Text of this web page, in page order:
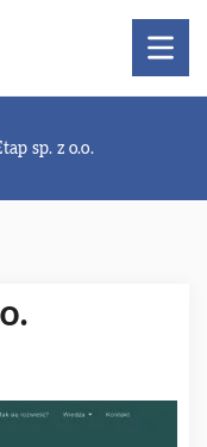
sp. z o.o.